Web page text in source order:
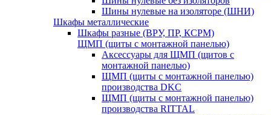
Шины нулевые на изоляторе (ШНИ)
Шкафы металлические
Шкафы разные (ВРУ, ПР, КСРМ)
ЩМП (щиты с монтажной панелью)
Аксессуары для ЩМП (щитов с
монтажной панелью)
ЩМП (щиты с монтажной панелью)
производства DKC
ЩМП (щиты с монтажной панелью)
производства RITTAL